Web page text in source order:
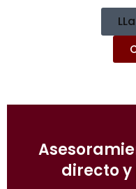
directo